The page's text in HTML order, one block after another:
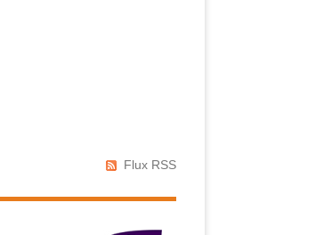
Réseaux
sociaux
Flux RSS